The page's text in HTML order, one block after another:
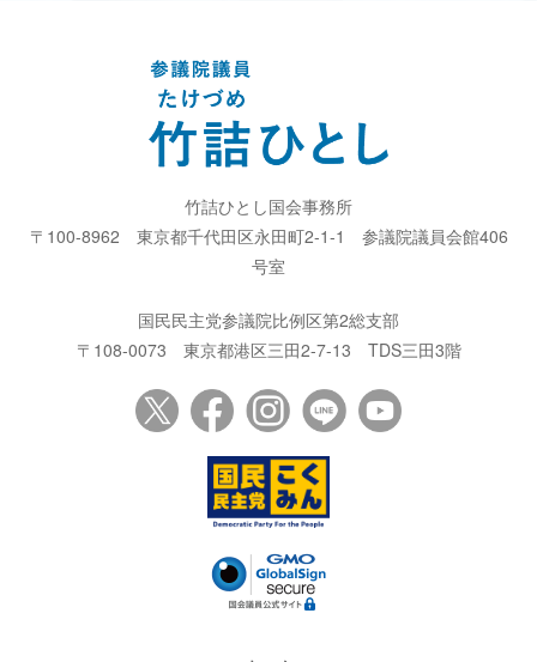
竹詰ひとし国会事務所
〒100-8962
東京都千代田区永田町2-1-1
参議院議員会館406
号室
国民民主党参議院比例区第2総支部
〒108-0073
東京都港区三田2-7-13 TDS三田3階